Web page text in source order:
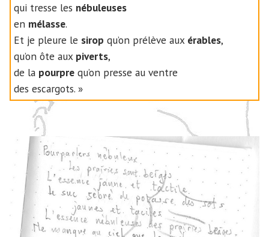
qui tresse les nébuleuses
en mélasse.
Et je pleure le sirop qu’on prélève aux érables,
qu’on ôte aux piverts,
de la pourpre qu’on presse au ventre
des escargots. »